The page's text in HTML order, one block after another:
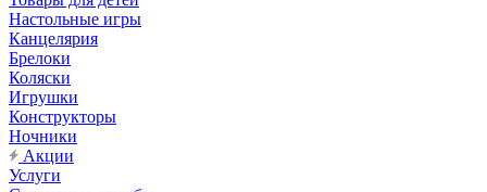
Настольные игры
Канцелярия
Брелоки
Коляски
Игрушки
Конструкторы
Ночники
Акции
Услуги